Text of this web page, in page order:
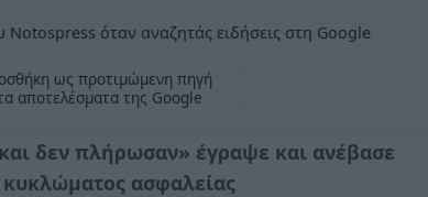
όταν αναζητάς ειδήσεις στη Google
ως προτιμώμενη πηγή
αποτελέσματα της Google
δεν πλήρωσαν» έγραψε και ανέβασε
κυκλώματος ασφαλείας